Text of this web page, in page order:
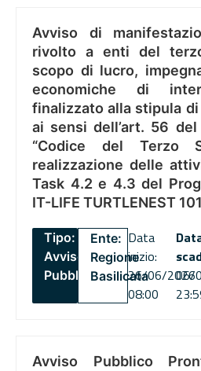
Avviso di
rivolto a enti del
scopo di lucro,
economiche di
finalizzato alla stipula
ai sensi dell’art. 56 del
“Codice del Terzo
realizzazione delle
Task 4.2 e 4.3 del
IT-LIFE TURTLENEST
Tipo:
Avviso
Pubblico
Ente:
Regione
Basilicata
Data
inizio:
26/06/2026
08:00
06/
Avviso Pubblico